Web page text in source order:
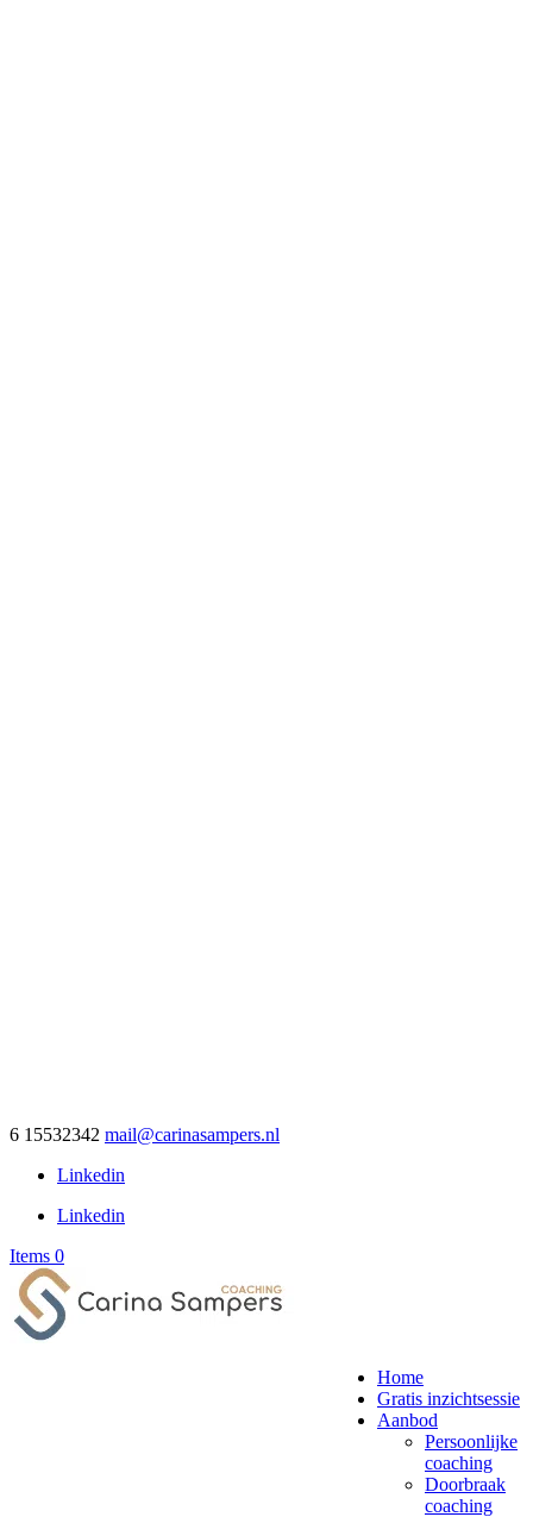
6 15532342 mail@carinasampers.nl
Linkedin
Linkedin
Items 0
Home
Gratis inzichtsessie
Aanbod
Persoonlijke
coaching
Doorbraak
coaching